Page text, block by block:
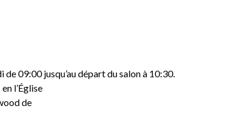
09:00 jusqu’au départ du salon à 10:30.
l’Église
de